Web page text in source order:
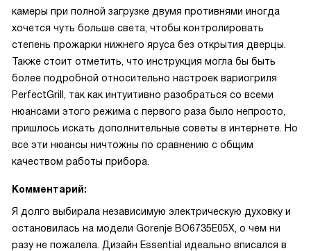
камеры при полной загрузке двумя противнями иногда
хочется чуть больше света, чтобы контролировать
степень прожарки нижнего яруса без открытия дверцы.
Также стоит отметить, что инструкция могла бы быть
более подробной относительно настроек вариогриля
PerfectGrill, так как интуитивно разобраться со всеми
нюансами этого режима с первого раза было непросто,
пришлось искать дополнительные советы в интернете. Но
все эти нюансы ничтожны по сравнению с общим
качеством работы прибора.
Комментарий:
Я долго выбирала независимую электрическую духовку и
остановилась на модели Gorenje BO6735E05X, о чем ни
разу не пожалела. Дизайн Essential идеально вписался в